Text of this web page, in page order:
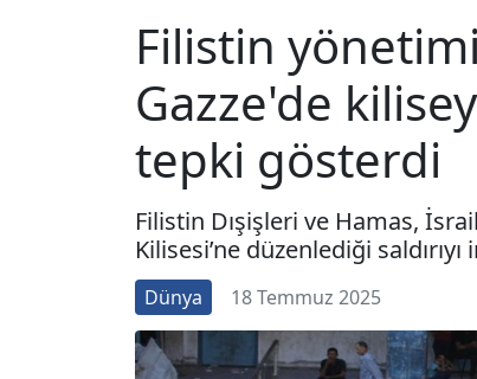
Filistin
Gazze'de
tepki gösterdi
Filistin Dışişleri ve Hamas,
Kilisesi’ne düzenlediği
Dünya 18 Temmuz 2025